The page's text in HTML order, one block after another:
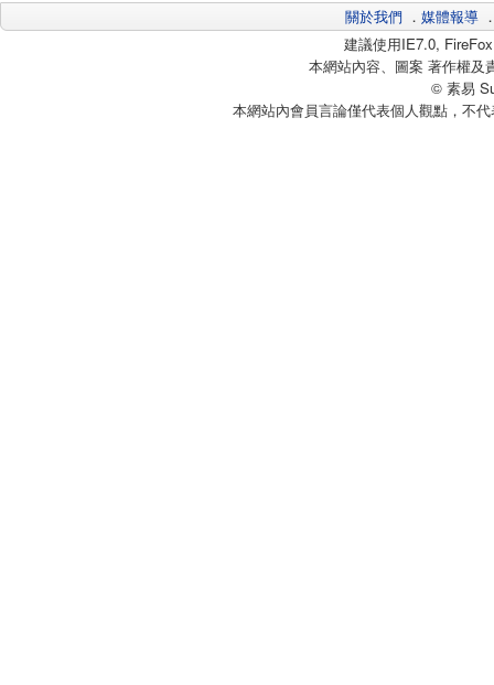
關於我們 ． 媒體報導
建議使用IE7.0,
本網站內容、圖案 著作權及
© 素易
本網站內會員言論僅代表個人觀點，不